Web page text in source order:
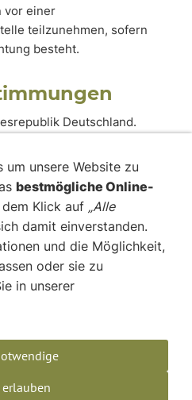
vor einer
teilzunehmen, sofern
besteht.
Deutschland.
Wirksamkeit der übrigen
unsere Website zu
bestmögliche Online-
Klick auf „Alle
damit einverstanden.
und die Möglichkeit,
oder sie zu
in unserer